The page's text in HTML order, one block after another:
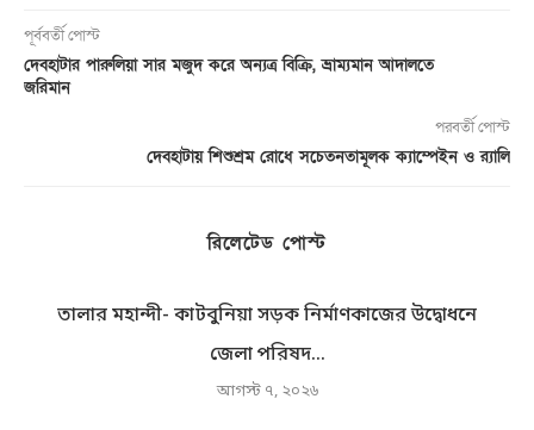
পূর্ববর্তী পোস্ট
দেবহাটার পারুলিয়া সার মজুদ করে অন্যত্র বিক্রি, ভ্রাম্যমান আদালতে
জরিমান
পরবর্তী পোস্ট
দেবহাটায় শিশুশ্রম রোধে সচেতনতামূলক ক্যাম্পেইন ও র‍্যালি
রিলেটেড পোস্ট
তালার মহান্দী- কাটবুনিয়া সড়ক নির্মাণকাজের উদ্বোধনে
জেলা পরিষদ...
আগস্ট ৭, ২০২৬